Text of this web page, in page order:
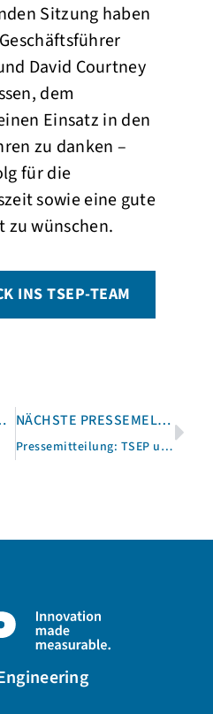
Sitzung haben
David Courtney
dem
Einsatz in den
zu danken –
für die
sowie eine gute
zu wünschen.
INS TSEP-TEAM
NÄCHSTE PRESSEMELDUNG
Pressemitteilung: TSEP und TenAsys ermöglichen präzise Zeitsynchronisation in Echtzeitsystemen